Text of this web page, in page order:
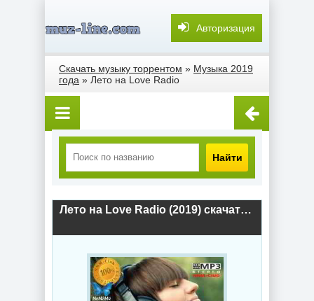
Авторизация
Скачать музыку торрентом » Музыка 2019
года » Лето на Love Radio
Найти
Лето на Love Radio (2019) скачать торрент